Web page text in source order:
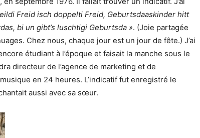
Freid isch doppelti Freid, Geburtsdaaskinder hitt
bi un gibt’s luschtigi Geburtsda ». (Joie partagée
Chez nous, chaque jour est un jour de fête.) J’ai
étudiant à l’époque et faisait la manche sous le
directeur de l’agence de marketing et de
en 24 heures. L’indicatif fut enregistré le
aussi avec sa sœur.